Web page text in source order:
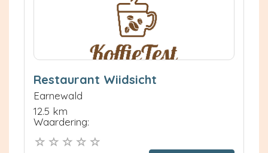
Restaurant Wiidsicht
Earnewald
12.5 km
Waardering: